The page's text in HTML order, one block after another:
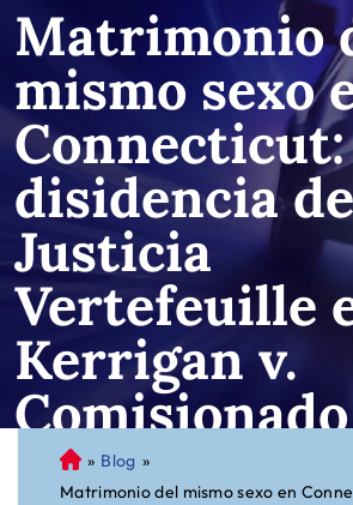
Matrimonio
mismo sexo
Connecticut:
disidencia
Justicia
Vertefeuille
Kerrigan v.
Salud Pública
A
bo
» Blog »
Matrimonio del mismo sexo en